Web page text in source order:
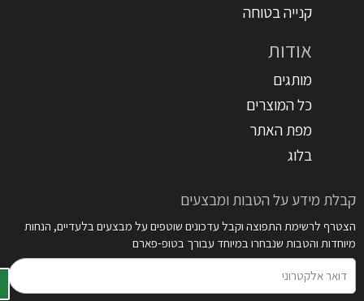
קנייה בטוחה
אודות
מותגים
כל המוצרים
מפת האתר
בלוג
קבלת מידע על הטבות ומבצעים
הצטרף לרשימת התפוצה וקבל עדכונים שוטפים על מבצעים בלעדיים, הנחות
מיוחדות והטבות שנבחרו במיוחד עבורך בטופ-פארם
אלקטרוני